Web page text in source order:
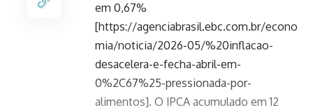
em 0,67%
[https://agenciabrasil.ebc.com.br/econo
mia/noticia/2026-05/%20inflacao-
desacelera-e-fecha-abril-em-
0%2C67%25-pressionada-por-
alimentos]. O IPCA acumulado em 12